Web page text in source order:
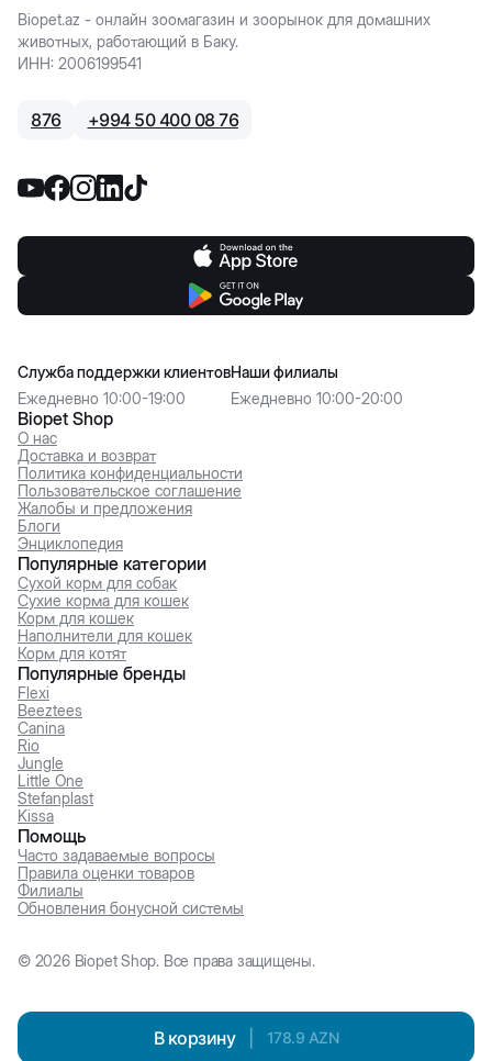
В корзину 178.9 AZN
Biopet.az - онлайн зоомагазин и зоорынок для домашних
животных, работающий в Баку.
ИНН: 2006199541
876 +994 50 400 08 76
Biopet Shop
О нас
Доставка и возврат
Политика конфиденциальности
Пользовательское соглашение
Жалобы и предложения
Блоги
Энциклопедия
Служба поддержки клиентов
Ежедневно 10:00-19:00
Наши филиалы
Ежедневно 10:00-20:00
Популярные категории
Сухой корм для собак
Сухие корма для кошек
Корм для кошек
Наполнители для кошек
Корм для котят
Популярные бренды
Flexi
Beeztees
Canina
Rio
Jungle
Little One
Stefanplast
Kissa
Помощь
Часто задаваемые вопросы
Правила оценки товаров
Филиалы
Обновления бонусной системы
© 2026Biopet Shop. Все права защищены.